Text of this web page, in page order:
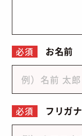
必須 お名前
必須 フリガナ